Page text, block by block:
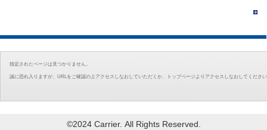
指定されたページは見つかりません。
誠に恐れ入りますが、URLをご確認の上アクセスしなおしていただくか、トップページよりアクセスしなおしてくださ
©2024 Carrier. All Rights Reserved.